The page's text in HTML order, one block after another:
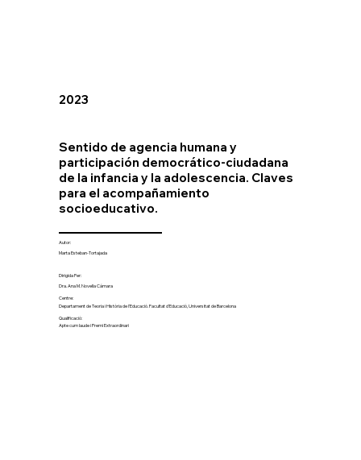
2023
Sentido de agencia humana y
participación democrático-ciudadana
de la infancia y la adolescencia. Claves
para el acompañamiento
socioeducativo.
Autor:
Marta Esteban-Tortajada
Dirigida Per:
Dra. Ana M. Novella Cámara
Centre:
Departament de Teoria i Història de l'Educació. Facultat d'Educació, Universitat de Barcelona
Qualificació:
Apte cum laude i Premi Extraordinari